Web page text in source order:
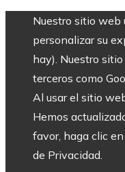
Nuestro sitio web
personalizar su
hay). Nuestro
terceros como
Al usar el sitio
Hemos
favor, haga clic
de Privacidad.